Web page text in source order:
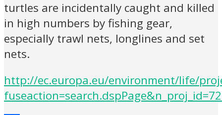
turtles are incidentally caught and killed
in high numbers by fishing gear,
especially trawl nets, longlines and set
nets.
http://ec.europa.eu/environment/life/